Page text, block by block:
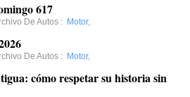
617
De Autos : Motor,
De Autos : Motor,
cómo respetar su historia sin